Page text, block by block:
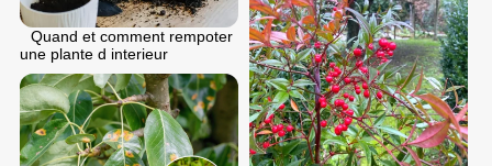
Quand et comment rempoter
une plante d interieur